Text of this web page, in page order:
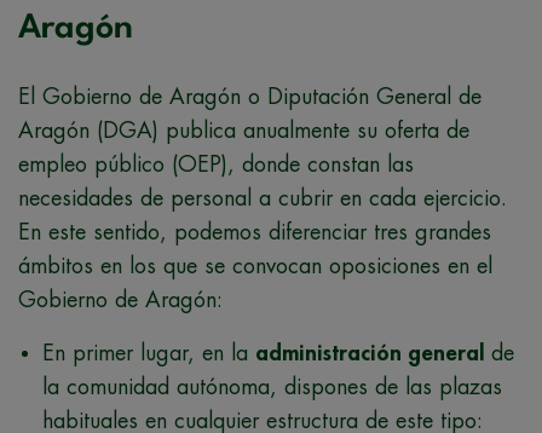
Aragón
El Gobierno de Aragón o Diputación General de
Aragón (DGA) publica anualmente su oferta de
empleo público (OEP), donde constan las
necesidades de personal a cubrir en cada ejercicio.
En este sentido, podemos diferenciar tres grandes
ámbitos en los que se convocan oposiciones en el
Gobierno de Aragón:
En primer lugar, en la administración general
de
la comunidad autónoma, dispones de las plazas
habituales en cualquier estructura de este tipo: